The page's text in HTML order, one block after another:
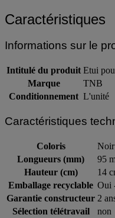
Caractéristiques
Informations sur le
Intitulé du produit Etui
Marque
TNB
Conditionnement L'unité
Caractéristiques
Coloris
Noir
Longueurs (mm)
95
Hauteur (cm)
14
Emballage recyclable Oui
Garantie constructeur 2
Sélection télétravail
non